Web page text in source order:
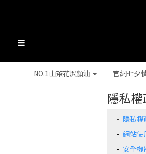
NO.1山茶花潔顏油 官網七夕
隱私
- ​​ 隱私權
- 網站使
- 安全機